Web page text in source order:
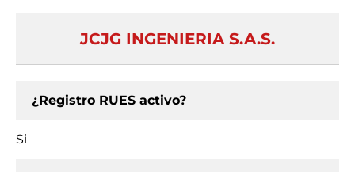
JCJG INGENIERIA S.A.S.
¿Registro RUES activo?
Si